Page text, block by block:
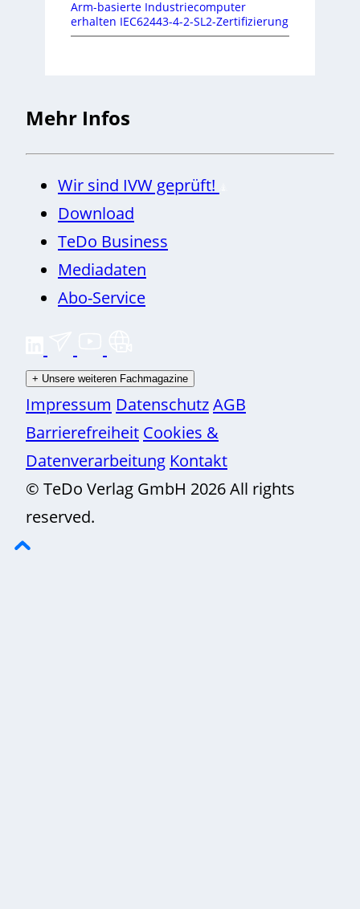
Arm-basierte Industriecomputer
erhalten IEC62443-4-2-SL2-Zertifizierung
Mehr Infos
Wir sind IVW geprüft!
Download
TeDo Business
Mediadaten
Abo-Service
+ Unsere weiteren Fachmagazine
Impressum DatenschutzAGB
Barrierefreiheit Cookies &
Datenverarbeitung Kontakt
© TeDo Verlag GmbH 2026 All rights
reserved.